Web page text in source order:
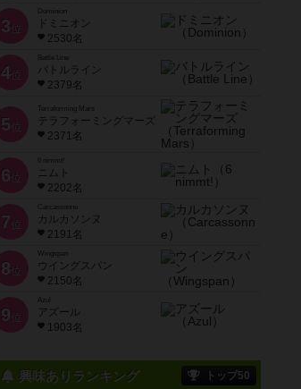
3 位
ドミニオン
2530名
4位
Battle Line
バトルライン
2379名
5 位
Terraforming Mars
テラフォーミングマーズ
2371名
6 位
ニムト
2202名
7 位
Carcassonne
カルカソンヌ
2191名
8 位
Wingspan
ウイングスパン
2150名
9 位
Azul
アズール
1903名
興味ありランキング トップ50